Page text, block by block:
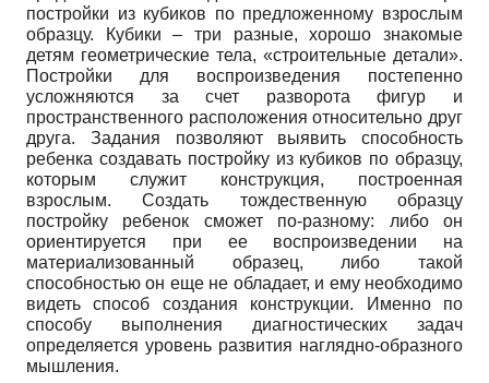
постройки из кубиков по предложенному взрослым
образцу. Кубики – три разные, хорошо знакомые
детям геометрические тела, «строительные детали».
Постройки для воспроизведения постепенно
усложняются за счет разворота фигур и
пространственного расположения относительно друг
друга. Задания позволяют выявить способность
ребенка создавать постройку из кубиков по образцу,
которым служит конструкция, построенная
взрослым. Создать тождественную образцу
постройку ребенок сможет по-разному: либо он
ориентируется при ее воспроизведении на
материализованный образец, либо такой
способностью он еще не обладает, и ему необходимо
видеть способ создания конструкции. Именно по
способу выполнения диагностических задач
определяется уровень развития наглядно-образного
мышления.